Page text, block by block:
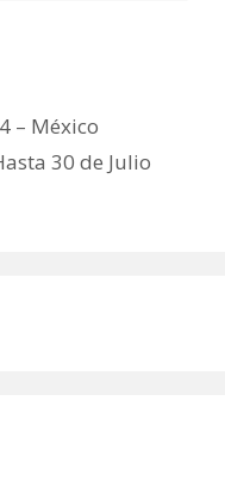
– México
30 de Julio